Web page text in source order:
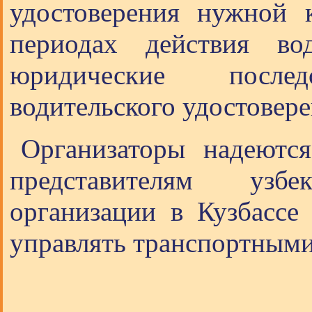
удостоверения нужной
периодах действия
юридические
водительского
Организаторы
представителям
организации в
управлять